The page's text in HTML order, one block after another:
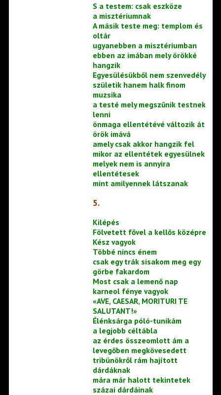
S a testem: csak eszköze
a misztériumnak
A másik teste meg: templom és
oltár
ugyanebben a misztériumban
ebben az imában mely örökké
hangzik
Egyesülésükből nem szenvedély
születik hanem halk finom
muzsika
a testé mely megszűnik testnek
lenni
önmaga ellentétévé változik át
örök imává
amely csak akkor hangzik fel
mikor az ellentétek egyesülnek
melyek nem is annyira
ellentétesek
mint amilyennek látszanak
5.
Kilépés
Fölvetett fővel a kellős középre
Kész vagyok
Többé nincs énem
csak egy trák sisakom meg egy
görbe fakardom
Most csak a lemenő nap
karneol fénye vagyok
«AVE, CAESAR, MORITURI TE
SALUTANT!»
Élénksárga póló-tunikám
a legjobb céltábla
az érdes összeomlott ám a
levegőben megkövesedett
tribünökről rám hajított
dárdáknak
mára már halott tekintetek
százai dárdáinak